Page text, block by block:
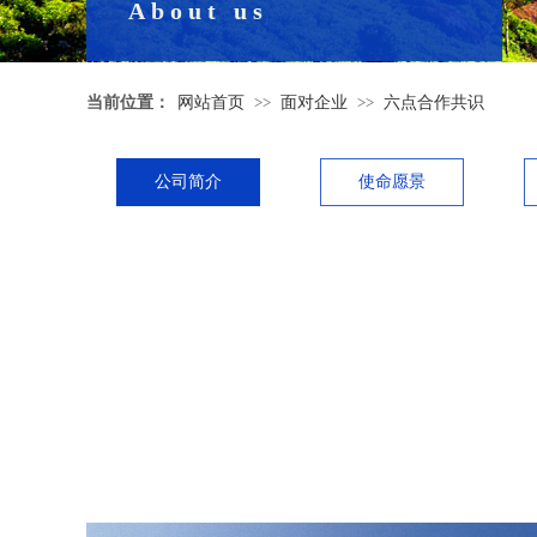
About us
网站首页 >> 面对企业 >> 六点合作共识
当前位置：
公司简介 使命愿景